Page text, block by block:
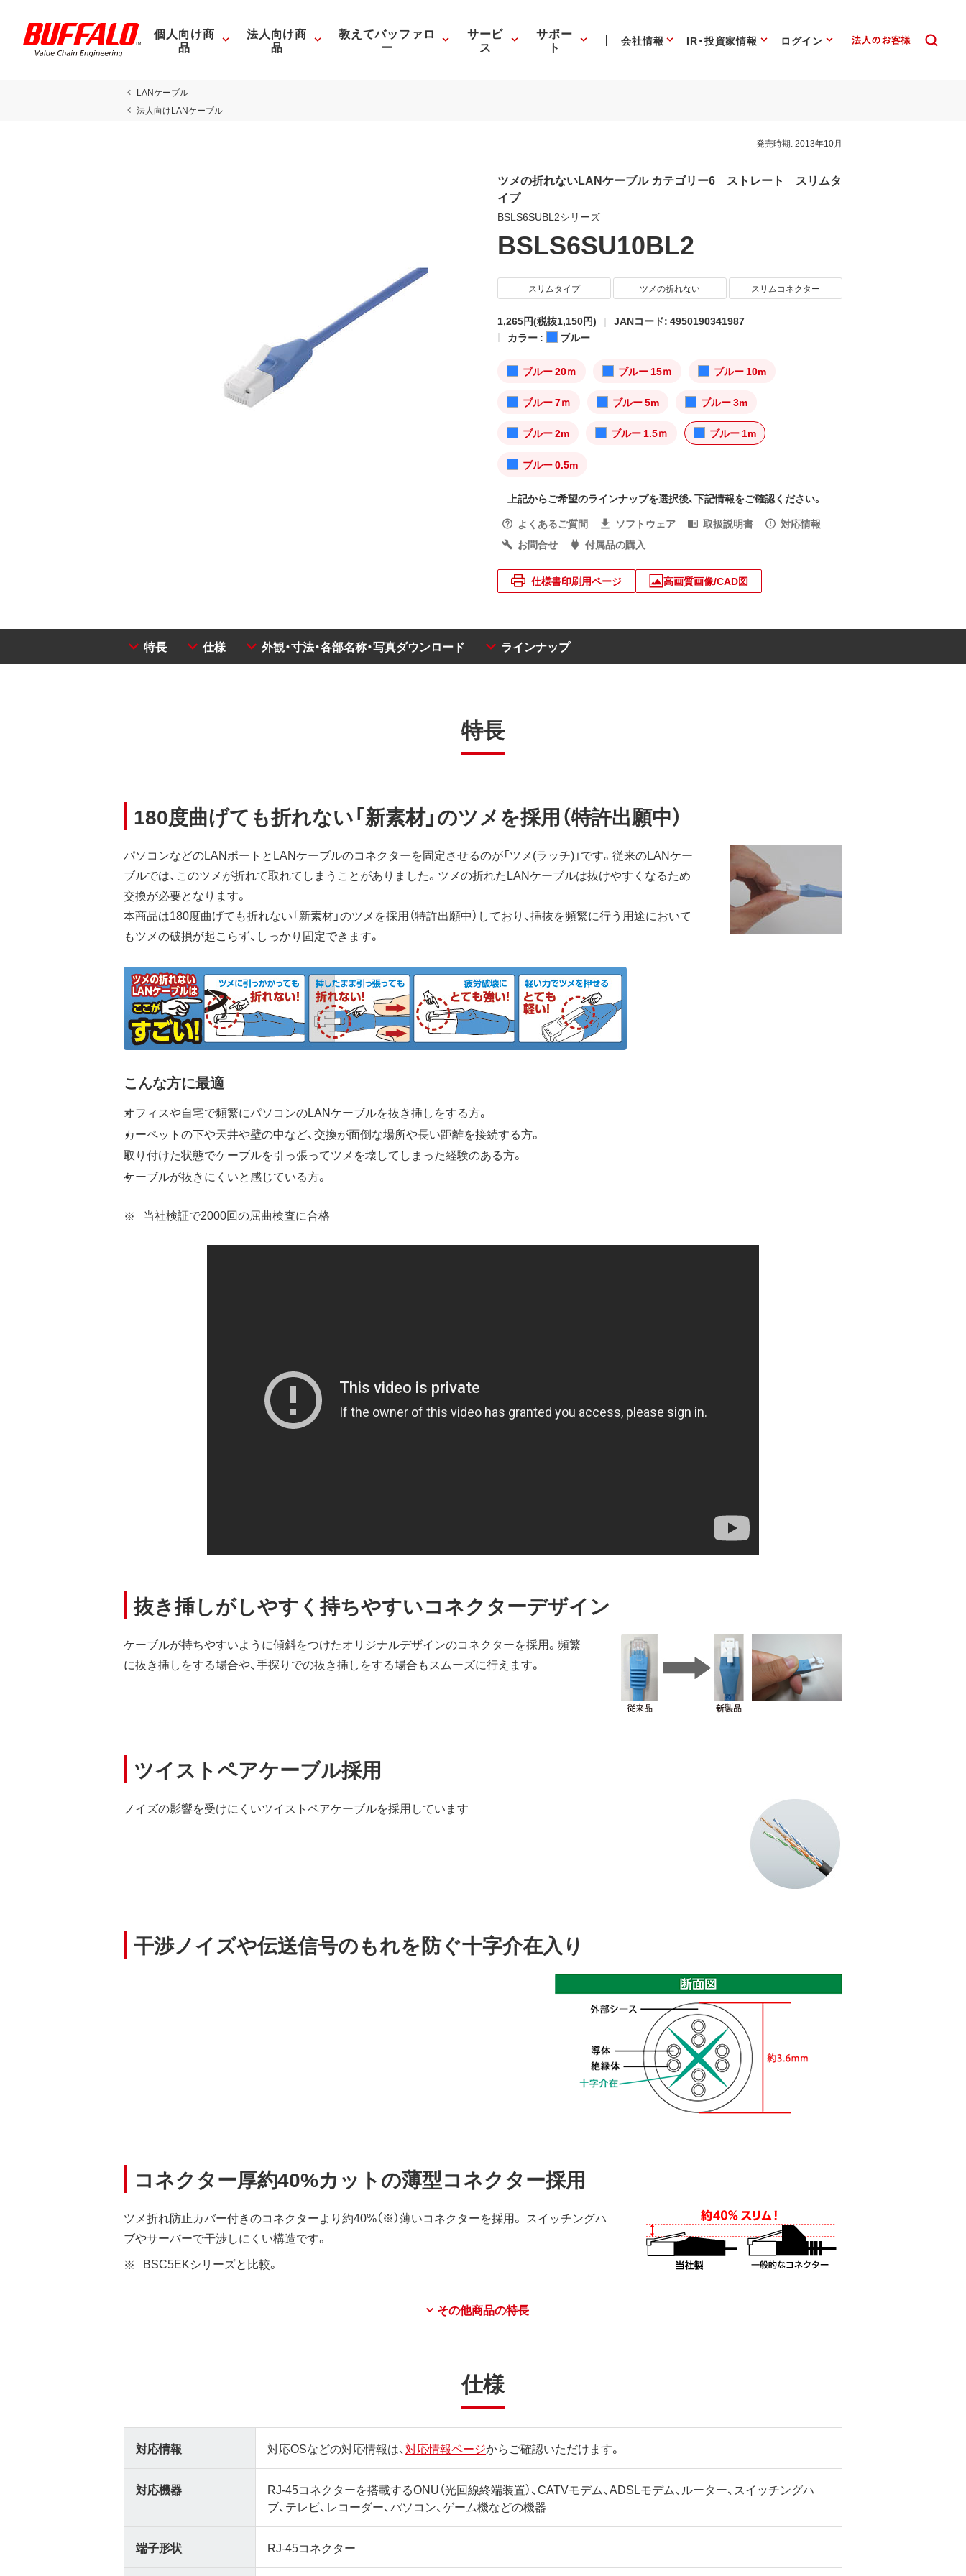
個人向け商
品
法人向け商
品
教えてバッファロ
ー
サービ
ス
サポー
ト 会社情報 IR・投資家情報 ログイン
LANケーブル
法人向けLANケーブル
発売時期:2013年10月
ツメの折れないLANケーブル カテゴリー6 ストレート スリムタ
イプ
BSLS6SUBL2シリーズ
BSLS6SU10BL2
スリムタイプ ツメの折れない スリムコネクター
1,265円(税抜1,150円)
JANコード: 4950190341987
カラー :
ブルー
ブルー 20ｍ ブルー 15ｍ ブルー 10m
ブルー 7ｍ ブルー 5m ブルー 3m
ブルー 2m ブルー 1.5ｍ ブルー 1m
ブルー 0.5m
上記からご希望のラインナップを選択後、下記情報をご確認ください。
よくあるご質問
ソフトウェア 取扱説明書
対応情報
お問合せ
付属品の購入
仕様書印刷用ページ 高画質画像/CAD図
特長 仕様 外観・寸法・各部名称・写真ダウンロード ラインナップ
特長
180度曲げても折れない「新素材」のツメを採用（特許出願中）
パソコンなどのLANポートとLANケーブルのコネクターを固定させるのが「ツメ(ラッチ)」です。従来のLANケー
ブルでは、このツメが折れて取れてしまうことがありました。ツメの折れたLANケーブルは抜けやすくなるため
交換が必要となります。
本商品は180度曲げても折れない「新素材」のツメを採用（特許出願中）しており、挿抜を頻繁に行う用途において
もツメの破損が起こらず、しっかり固定できます。
こんな方に最適
オフィスや自宅で頻繁にパソコンのLANケーブルを抜き挿しをする方。
カーペットの下や天井や壁の中など、交換が面倒な場所や長い距離を接続する方。
取り付けた状態でケーブルを引っ張ってツメを壊してしまった経験のある方。
ケーブルが抜きにくいと感じている方。
当社検証で2000回の屈曲検査に合格
抜き挿しがしやすく持ちやすいコネクターデザイン
ケーブルが持ちやすいように傾斜をつけたオリジナルデザインのコネクターを採用。頻繁
に抜き挿しをする場合や、手探りでの抜き挿しをする場合もスムーズに行えます。
ツイストペアケーブル採用
ノイズの影響を受けにくいツイストペアケーブルを採用しています
干渉ノイズや伝送信号のもれを防ぐ十字介在入り
コネクター厚約40%カットの薄型コネクター採用
ツメ折れ防止カバー付きのコネクターより約40%（※）薄いコネクターを採用。 スイッチングハ
ブやサーバーで干渉しにくい構造です。
BSC5EKシリーズと比較。
その他商品の特長
仕様
対応情報 対応OSなどの対応情報は、対応情報ページからご確認いただけます。
対応機器
RJ-45コネクターを搭載するONU（光回線終端装置）、CATVモデム、ADSLモデム、ルーター、スイッチングハ
ブ、テレビ、レコーダー、パソコン、ゲーム機などの機器
端子形状 RJ-45コネクター